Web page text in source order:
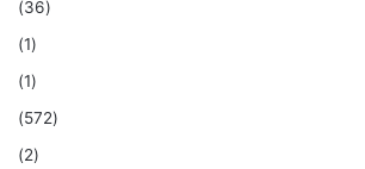
(36)
(1)
(1)
(572)
(2)